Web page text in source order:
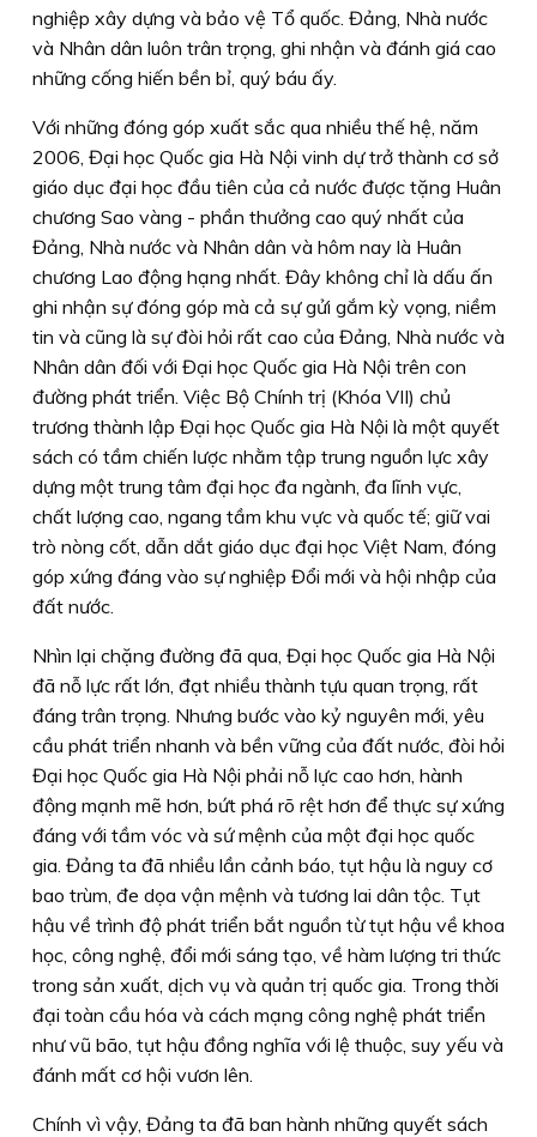
nghiệp xây dựng và bảo vệ Tổ quốc. Đảng, Nhà nước
và Nhân dân luôn trân trọng, ghi nhận và đánh giá cao
những cống hiến bền bỉ, quý báu ấy.
Với những đóng góp xuất sắc qua nhiều thế hệ, năm
2006, Đại học Quốc gia Hà Nội vinh dự trở thành cơ sở
giáo dục đại học đầu tiên của cả nước được tặng Huân
chương Sao vàng - phần thưởng cao quý nhất của
Đảng, Nhà nước và Nhân dân và hôm nay là Huân
chương Lao động hạng nhất. Đây không chỉ là dấu ấn
ghi nhận sự đóng góp mà cả sự gửi gắm kỳ vọng, niềm
tin và cũng là sự đòi hỏi rất cao của Đảng, Nhà nước và
Nhân dân đối với Đại học Quốc gia Hà Nội trên con
đường phát triển. Việc Bộ Chính trị (Khóa VII) chủ
trương thành lập Đại học Quốc gia Hà Nội là một quyết
sách có tầm chiến lược nhằm tập trung nguồn lực xây
dựng một trung tâm đại học đa ngành, đa lĩnh vực,
chất lượng cao, ngang tầm khu vực và quốc tế; giữ vai
trò nòng cốt, dẫn dắt giáo dục đại học Việt Nam, đóng
góp xứng đáng vào sự nghiệp Đổi mới và hội nhập của
đất nước.
Nhìn lại chặng đường đã qua, Đại học Quốc gia Hà Nội
đã nỗ lực rất lớn, đạt nhiều thành tựu quan trọng, rất
đáng trân trọng. Nhưng bước vào kỷ nguyên mới, yêu
cầu phát triển nhanh và bền vững của đất nước, đòi hỏi
Đại học Quốc gia Hà Nội phải nỗ lực cao hơn, hành
động mạnh mẽ hơn, bứt phá rõ rệt hơn để thực sự xứng
đáng với tầm vóc và sứ mệnh của một đại học quốc
gia. Đảng ta đã nhiều lần cảnh báo, tụt hậu là nguy cơ
bao trùm, đe dọa vận mệnh và tương lai dân tộc. Tụt
hậu về trình độ phát triển bắt nguồn từ tụt hậu về khoa
học, công nghệ, đổi mới sáng tạo, về hàm lượng tri thức
trong sản xuất, dịch vụ và quản trị quốc gia. Trong thời
đại toàn cầu hóa và cách mạng công nghệ phát triển
như vũ bão, tụt hậu đồng nghĩa với lệ thuộc, suy yếu và
đánh mất cơ hội vươn lên.
Chính vì vậy, Đảng ta đã ban hành những quyết sách